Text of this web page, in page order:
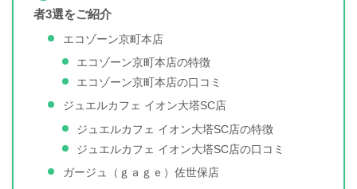
者3選をご紹介
エコゾーン京町本店
エコゾーン京町本店の特徴
エコゾーン京町本店の口コミ
ジュエルカフェ イオン大塔SC店
ジュエルカフェ イオン大塔SC店の特徴
ジュエルカフェ イオン大塔SC店の口コミ
ガージュ（ｇａｇｅ）佐世保店